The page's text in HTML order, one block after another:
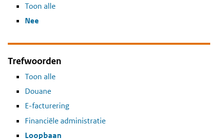
Toon alle
Nee
Trefwoorden
Toon alle
Douane
E-facturering
Financiële administratie
Loopbaan